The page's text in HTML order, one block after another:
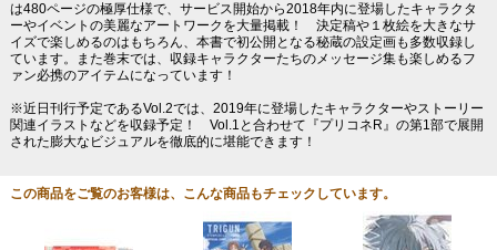
は480ページの極厚仕様で、サービス開始から2018年内に登場したキャラクタ
ーやイベントの美麗なアートワークを大量掲載！ 決定稿や１枚絵を大きなサ
イズで楽しめるのはもちろん、本書で初公開となる秘蔵の設定画も多数収録し
ています。また巻末では、収録キャラクターたちのメッセージ集も楽しめるフ
ァン必携のアイテムになっています！
※近日刊行予定であるVol.2では、2019年に登場したキャラクターやストーリー
関連イラストなどを収録予定！ Vol.1と合わせて『プリコネR』の第1部で展開
された膨大なビジュアルを徹底的に堪能できます！
この商品をご覧のお客様は、こんな商品もチェックしています。